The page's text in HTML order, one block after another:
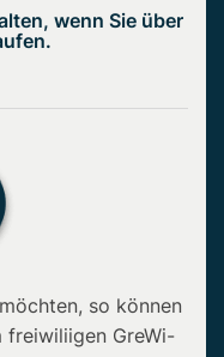
wenn Sie über
so können
freiwiliigen GreWi-